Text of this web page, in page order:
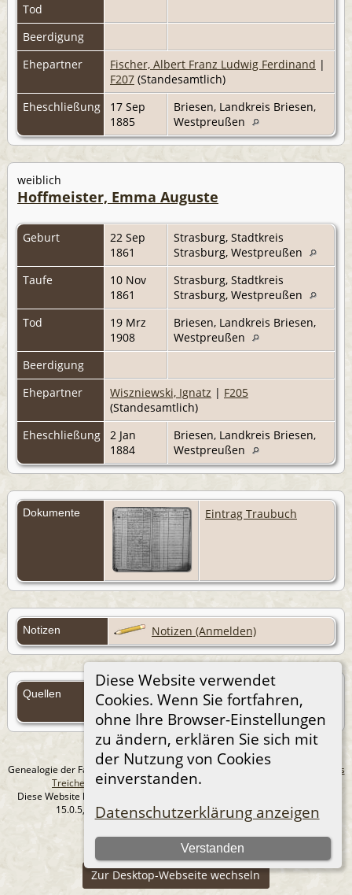
Diese Website verwendet
Cookies. Wenn Sie fortfahren,
ohne Ihre Browser-Einstellungen
zu ändern, erklären Sie sich mit
der Nutzung von Cookies
einverstanden.
Datenschutzerklärung anzeigen
Verstanden
Tod
Beerdigung
Ehepartner
Fischer, Albert Franz Ludwig Ferdinand |
F207 (Standesamtlich)
Eheschließung
17 Sep
1885
Briesen, Landkreis Briesen,
Westpreußen
weiblich
Hoffmeister, Emma Auguste
Geburt
22 Sep
1861
Strasburg, Stadtkreis
Strasburg, Westpreußen
Taufe
10 Nov
1861
Strasburg, Stadtkreis
Strasburg, Westpreußen
Tod
19 Mrz
1908
Briesen, Landkreis Briesen,
Westpreußen
Beerdigung
Ehepartner
Wiszniewski, Ignatz | F205
(Standesamtlich)
Eheschließung
2 Jan
1884
Briesen, Landkreis Briesen,
Westpreußen
Dokumente Eintrag Traubuch
Notizen Notizen (Anmelden)
Quellen
Quellen (Anmelden)
Genealogie der Familie Treichel aus Berlin. - erstellt und betreut von
Andreas
Treichel
Copyright © 2014-2026 Alle Rechte vorbehalten.
Diese Website läuft mit
15.0.5, programmiert von Darrin Lythgoe © 2001-2026.
Datenschutzerklärung
--- Self-Hosted at home ---
Zur Desktop-Webseite wechseln